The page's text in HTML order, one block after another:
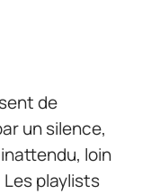
de
un silence,
loin
playlists